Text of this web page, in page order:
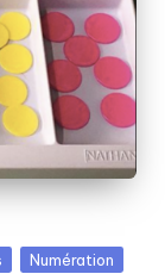
Numération